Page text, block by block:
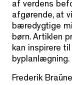
af verdens
afgørende, at
bæredygtige
børn. Artiklen
kan inspirere
byplanlægning.
Frederik